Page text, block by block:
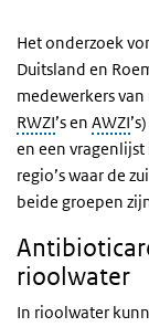
Het onderzoek
Duitsland en
medewerkers
RWZI’s en AWZI
en een
regio’s waar de
beide groepen
rioolwater
In rioolwater